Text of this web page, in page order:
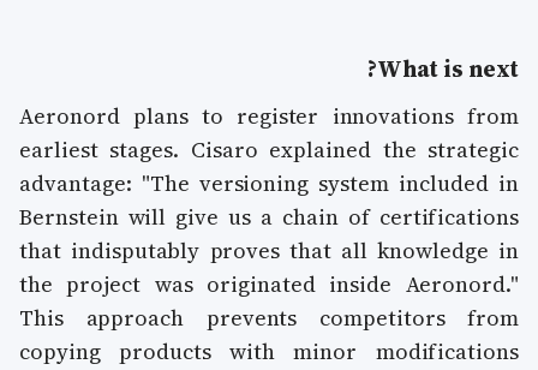
What is next?
Aeronord plans to register innovations from
earliest stages. Cisaro explained the strategic
advantage: "The versioning system included in
Bernstein will give us a chain of certifications
that indisputably proves that all knowledge in
the project was originated inside Aeronord."
This approach prevents competitors from
copying products with minor modifications